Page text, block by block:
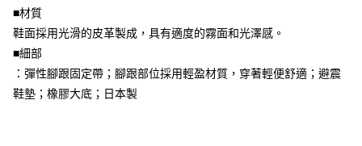
7-11取貨付款
每筆NT$80，滿NT$6,000(含以上)免運費
付款後7-11取貨
每筆NT$80，滿NT$6,000(含以上)免運費
■材質
鞋面採用光滑的皮革製成，具有適度的霧面和光澤感。
■細部
：彈性腳跟固定帶；腳跟部位採用輕盈材質，穿著輕便舒適；避震
鞋墊；橡膠大底；日本製